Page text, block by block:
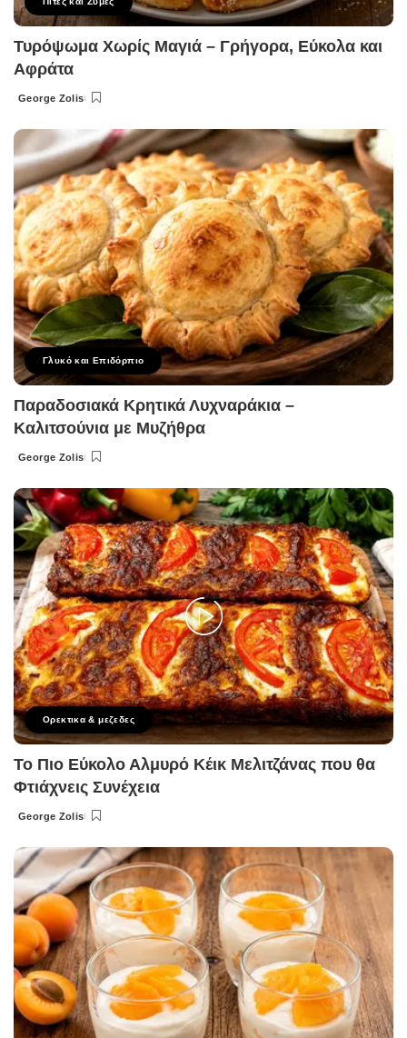
Τυρόψωμα Χωρίς Μαγιά – Γρήγορα, Εύκολα και
Αφράτα
Posted
George Zolis
Γλυκό και Επιδόρπιο
Παραδοσιακά Κρητικά Λυχναράκια –
Καλιτσούνια με Μυζήθρα
Posted
George Zolis
Ορεκτικα & μεζεδες
Το Πιο Εύκολο Αλμυρό Κέικ Μελιτζάνας που θα
Φτιάχνεις Συνέχεια
Posted
George Zolis